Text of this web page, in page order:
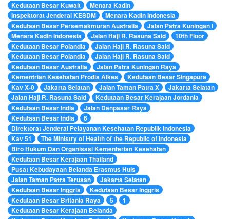
Kedutaan Besar Kuwait
Menara Kadin
Inspektorat Jenderal KESDM
Menara Kadin Indonesia
Kedutaan Besar Persemakmuran Australia
Jalan Patra Kuningan I
Menara Kadin Indonesia
Jalan Haji R. Rasuna Said
10th Floor
Kedutaan Besar Polandia
Jalan Haji R. Rasuna Said
Kedutaan Besar Polandia
Jalan Haji R. Rasuna Said
Kedutaan Besar Australia
Jalan Patra Kuningan Raya
Kementrian Kesehatan Prodis Alkes
Kedutaan Besar Singapura
Kav X-0
Jakarta Selatan Jalan Taman Patra X
Jakarta Selatan
Jalan Haji R. Rasuna Said
Kedutaan Besar Kerajaan Jordania
Kedutaan Besar India
Jalan Denpasar Raya
Kedutaan Besar India
6
Direktorat Jenderal Pelayanan Kesehatan Republik Indonesia
Kav 51
The Ministry of Health of the Republic of Indonesia
Biro Hukum Dan Organisasi Kementerian Kesehatan
Kedutaan Besar Kerajaan Thailand
Pusat Kebudayaan Belanda Erasmus Huis
Jalan Taman Patra Terusan
Jakarta Selatan
Kedutaan Besar Inggris
Kedutaan Besar Inggris
Kedutaan Besar Britania Raya
5
1
Kedutaan Besar Kerajaan Belanda